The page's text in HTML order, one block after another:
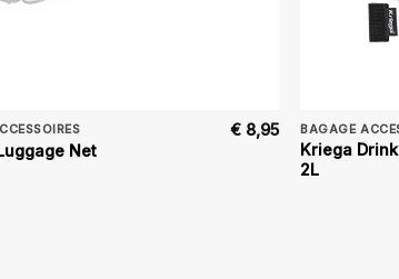
Net
€8,95 BAGAGE
Kriega
2L